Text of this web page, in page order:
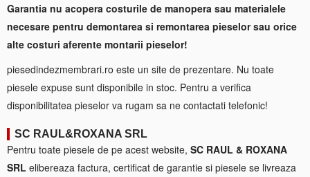
Garantia nu acopera costurile de manopera sau materialele
necesare pentru demontarea si remontarea pieselor sau orice
alte costuri aferente montarii pieselor!
piesedindezmembrari.ro este un site de prezentare. Nu toate
piesele expuse sunt disponibile in stoc. Pentru a verifica
disponibilitatea pieselor va rugam sa ne contactati telefonic!
SC RAUL&ROXANA SRL
Pentru toate piesele de pe acest website, SC RAUL & ROXANA
SRL elibereaza factura, certificat de garantie si piesele se livreaza